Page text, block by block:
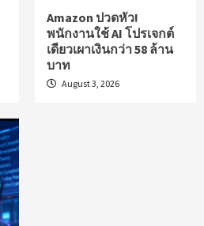
Amazon ปวดหัว!
พนักงานใช้ AI โปรเจกต์
เดียวเผาเงินกว่า 58 ล้าน
บาท
August 3, 2026